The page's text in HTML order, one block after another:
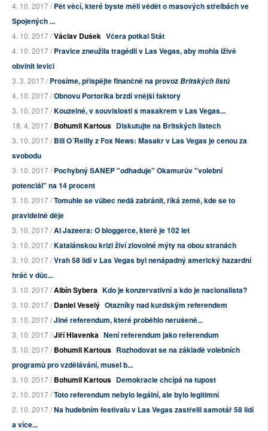
4. 10. 2017 /Pět věcí, které byste měli vědět o masových střelbách ve
Spojených ...
4. 10. 2017 /Václav Dušek Včera potkal Stát
4. 10. 2017 /Pravice zneužila tragédii v Las Vegas, aby mohla lživě
obvinit levici
3. 3. 2017 /Prosíme, přispějte finančně na provozBritských listů
4. 10. 2017 /Obnovu Portorika brzdí vnější faktory
3. 10. 2017 /Kouzelné, v souvislosti s masakrem v Las Vegas...
18. 4. 2017 /Bohumil Kartous Diskutujte na Britských listech
3. 10. 2017 /Bill O´Reilly z Fox News: Masakr v Las Vegas je cenou za
svobodu
3. 10. 2017 /Pochybný SANEP "odhaduje" Okamurův "volební
potenciál" na 14 procent
3. 10. 2017 /Tomuhle se vůbec nedá zabránit, říká země, kde se to
pravidelně děje
3. 10. 2017 /Al Jazeera: O bloggerce, které je 102 let
3. 10. 2017 /Katalánskou krizi živí zlovolné mýty na obou stranách
3. 10. 2017 /Vrah 58 lidí v Las Vegas byl nenápadný americký hazardní
hráč v důc...
3. 10. 2017 /Albín Sybera Kdo je konzervativní a kdo je nacionalista?
3. 10. 2017 /Daniel Veselý Otazníky nad kurdským referendem
3. 10. 2017 /Jiné referendum, které proběhlo nerušeně...
3. 10. 2017 /Jiří Hlavenka Není referendum jako referendum
3. 10. 2017 /Bohumil Kartous Rozhodovat se na základě volebních
programů pro vzdělávání, musel b...
3. 10. 2017 /Bohumil Kartous Demokracie chcípá na tupost
2. 10. 2017 /Toto referendum nebylo legální, ale bylo legitimní
2. 10. 2017 /Na hudebním festivalu v Las Vegas zastřelil samotář 58 lidí
a více...